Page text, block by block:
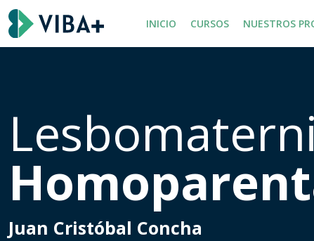
INICIO CURSOS NUESTROS
Juan Cristóbal Concha